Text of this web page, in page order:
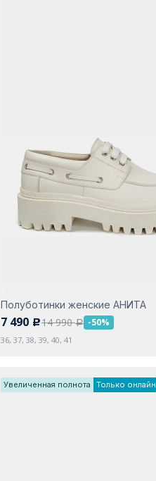
Полуботинки женские АНИТА
7 490 c14 990a -50%
36, 37, 38, 39, 40, 41
Увеличенная полнота Только онлайн